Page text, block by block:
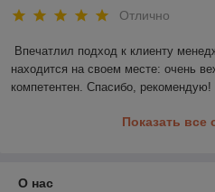
Отлично
Впечатлил подход к клиенту
находится на своем месте: очень
компетентен. Спасибо, рекомендую!
Показать все
О нас